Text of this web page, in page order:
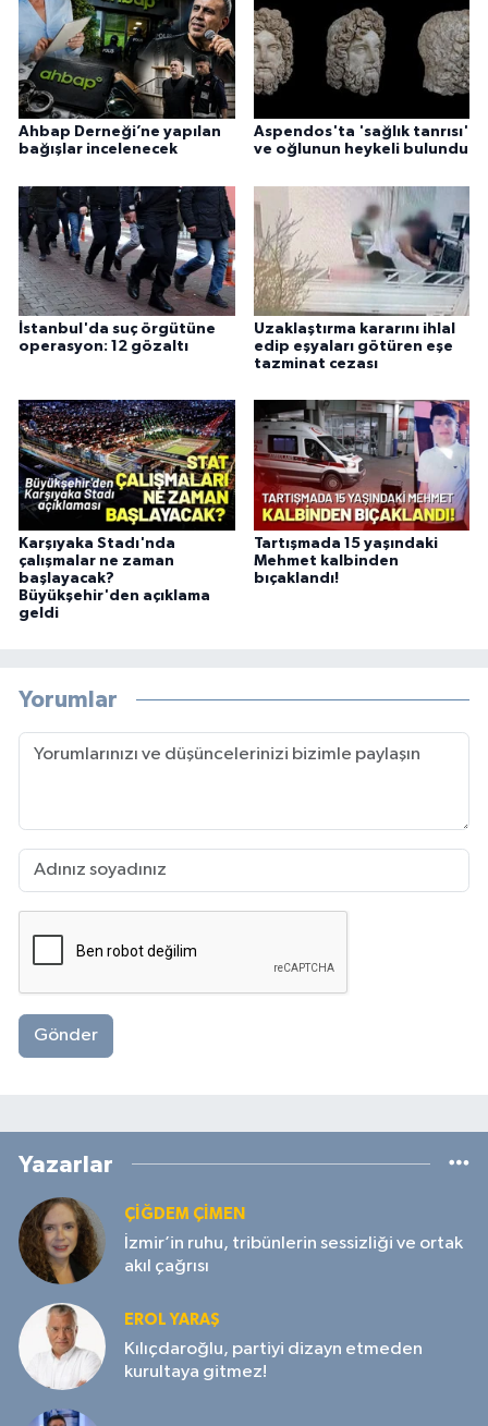
Ahbap Derneği’ne yapılan
bağışlar incelenecek
Aspendos'ta 'sağlık tanrısı'
ve oğlunun heykeli bulundu
İstanbul'da suç örgütüne
operasyon: 12 gözaltı
Uzaklaştırma kararını ihlal
edip eşyaları götüren eşe
tazminat cezası
Karşıyaka Stadı'nda
çalışmalar ne zaman
başlayacak?
Büyükşehir'den açıklama
geldi
Tartışmada 15 yaşındaki
Mehmet kalbinden
bıçaklandı!
Yorumlar
Gönder
Yazarlar
ÇIĞDEM ÇIMEN
İzmir’in ruhu, tribünlerin sessizliği ve ortak
akıl çağrısı
EROL YARAŞ
Kılıçdaroğlu, partiyi dizayn etmeden
kurultaya gitmez!